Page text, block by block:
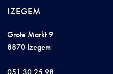
IZEGEM
Grote Markt 9
8870 Izegem